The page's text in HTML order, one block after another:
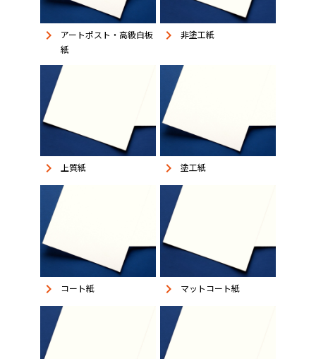
keyboard_arrow_right
アートポスト・高級白板
紙
keyboard_arrow_right 非塗工紙
keyboard_arrow_right 上質紙 keyboard_arrow_right 塗工紙
keyboard_arrow_right コート紙 keyboard_arrow_right マットコート紙